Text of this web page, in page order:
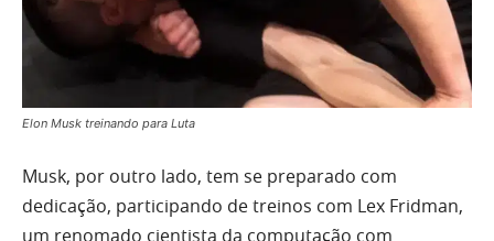
Elon Musk treinando para Luta
Musk, por outro lado, tem se preparado com
dedicação, participando de treinos com Lex Fridman,
um renomado cientista da computação com